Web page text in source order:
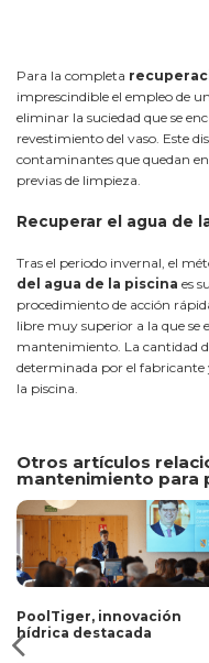
Para la completa
imprescindible el empleo de un
eliminar la suciedad que se
revestimiento del vaso. Este
contaminantes que quedan
previas de limpieza.
Recuperar el agua de
Tras el periodo invernal, el
del agua de la piscina es
procedimiento de acción
libre muy superior a la que se
mantenimiento. La cantidad
determinada por el fabricante
la piscina.
Otros artículos
mantenimiento para
PoolTiger, innovación
hídrica destacada